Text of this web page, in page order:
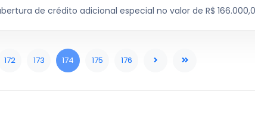
de crédito adicional especial no valor de R$
172 173 174 175 176